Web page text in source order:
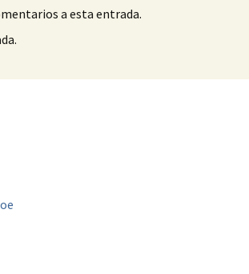
a esta entrada.